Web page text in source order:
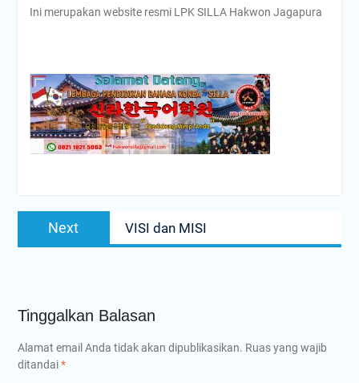
Ini merupakan website resmi LPK SILLA Hakwon Jagapura
Navigasi
Next
post:
VISI dan MISI
Tinggalkan Balasan
Alamat email Anda tidak akan dipublikasikan. Ruas yang wajib
ditandai*